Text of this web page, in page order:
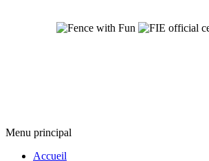
Menu principal
Accueil